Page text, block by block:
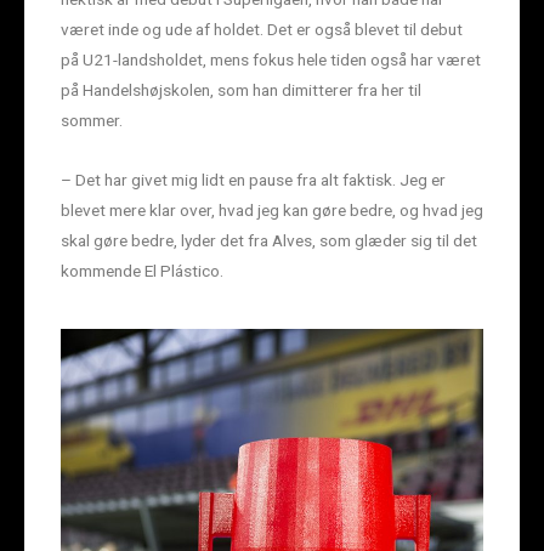
været inde og ude af holdet. Det er også blevet til debut
på U21-landsholdet, mens fokus hele tiden også har været
på Handelshøjskolen, som han dimitterer fra her til
sommer.
– Det har givet mig lidt en pause fra alt faktisk. Jeg er
blevet mere klar over, hvad jeg kan gøre bedre, og hvad jeg
skal gøre bedre, lyder det fra Alves, som glæder sig til det
kommende El Plástico.